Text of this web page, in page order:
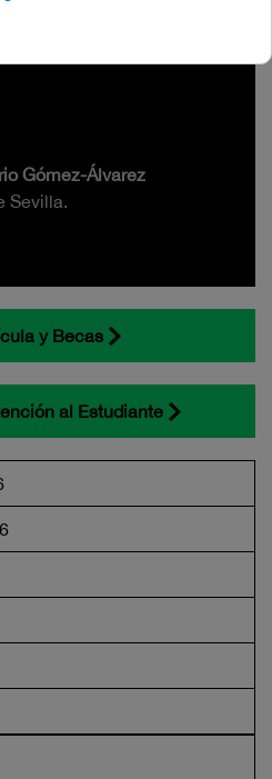
Gómez-Álvarez
Sevilla.
y Becas
al Estudiante